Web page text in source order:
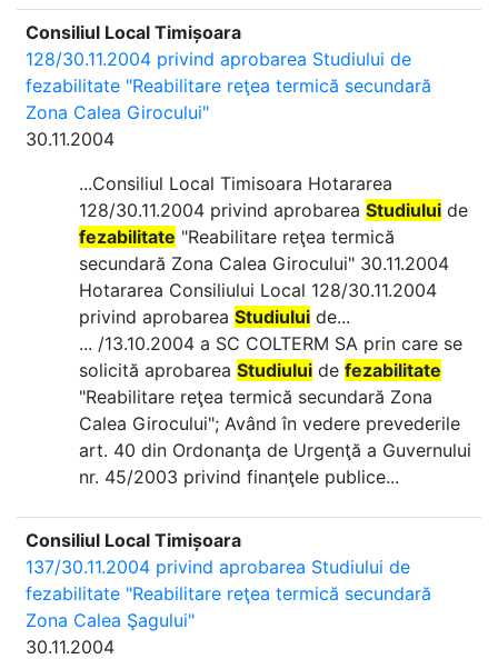
Consiliul Local Timișoara
128/30.11.2004 privind aprobarea Studiului de
fezabilitate "Reabilitare reţea termică secundară
Zona Calea Girocului"
30.11.2004
...Consiliul Local Timisoara Hotararea
128/30.11.2004 privind aprobarea Studiului de
fezabilitate "Reabilitare reţea termică
secundară Zona Calea Girocului" 30.11.2004
Hotararea Consiliului Local 128/30.11.2004
privind aprobarea Studiului de...
... /13.10.2004 a SC COLTERM SA prin care se
solicită aprobarea Studiului de fezabilitate
"Reabilitare reţea termică secundară Zona
Calea Girocului"; Având în vedere prevederile
art. 40 din Ordonanţa de Urgenţă a Guvernului
nr. 45/2003 privind finanţele publice...
Consiliul Local Timișoara
137/30.11.2004 privind aprobarea Studiului de
fezabilitate "Reabilitare reţea termică secundară
Zona Calea Şagului"
30.11.2004